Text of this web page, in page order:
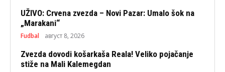
UŽIVO: Crvena zvezda – Novi Pazar: Umalo šok na
„Marakani“
Fudbal август 8, 2026
Zvezda dovodi košarkaša Reala! Veliko pojačanje
stiže na Mali Kalemegdan